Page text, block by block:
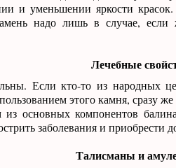
и уменьшении яркости красок.
надо лишь в случае,
Лечебные
Если кто-то из народных
этого камня, сразу
основных компонентов
заболевания и приобрести
Талисманы и